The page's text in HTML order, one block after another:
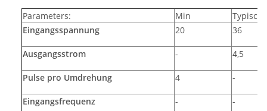
Parameters:
Min
Typisch
Eingangsspannung
20 36
Ausgangsstrom - 4,5
Pulse pro Umdrehung 4 -
Eingangsfrequenz - -